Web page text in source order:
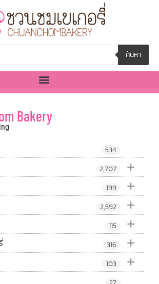
ค้นหา
Bakery
534
+
2,707
+
199
+
2,592
+
115
+
316
+
103